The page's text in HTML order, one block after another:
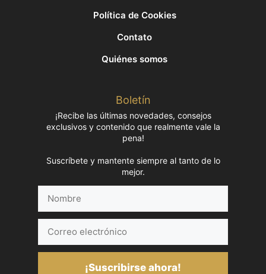
Política de Cookies
Contato
Quiénes somos
Boletín
¡Recibe las últimas novedades, consejos
exclusivos y contenido que realmente vale la
pena!
Suscríbete y mantente siempre al tanto de lo
mejor.
electrónico
¡Suscribirse ahora!